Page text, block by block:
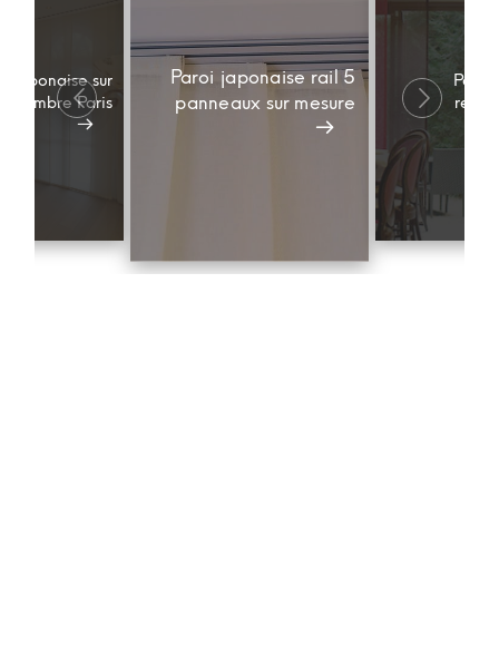
Japonaise sur
chambre Paris
Paroi japonaise rail 5
panneaux sur mesure
Paroi